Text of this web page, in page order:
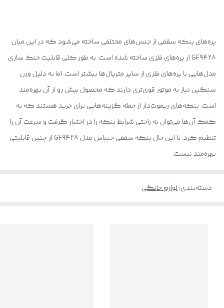
پره‌های پنکه سقفی از جنس‌های مختلفی ساخته می‌شود که در این میان
GF9428 از پره‌های فلزی ساخته شده است. به طور کلی قابلیت خنک سازی
مدل‌هایی با پره‌های فلزی از سایر متریال‌ها بیشتر است. اما به دلیل وزن
سنگین نیاز به موتور قوی‌تری دارند که محصول پیش رو از آن بهره‌مند
است. پنکه‌های ریموت‌دار از جمله گزینه‌هایی برای خرید هستند که به
کمک آن‌ها می‌توان به راحتی شرایط پنکه را در اختیار گرفت و سرعت آن را
تنظیم کرد. با این حال پنکه سقفی جیپاس مدل GF9428 از چنین قابلیتی
بهره‌مند نیست.
دسته‌بندی:لوازم خانگی